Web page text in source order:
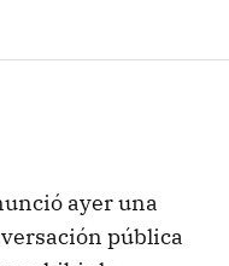
ayer una
pública